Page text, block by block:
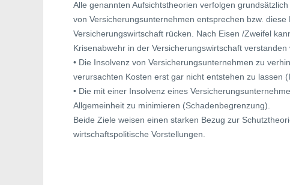
Alle genannten Aufsichtstheorien verfolgen
von Versicherungsunternehmen entsprechen bzw.
Versicherungswirtschaft rücken. Nach Eisen /Zweifel
Krisenabwehr in der Versicherungswirtschaft
• Die Insolvenz von Versicherungsunternehmen zu
verursachten Kosten erst gar nicht entstehen zu lassen
• Die mit einer Insolvenz eines
Allgemeinheit zu minimieren (Schadenbegrenzung).
Beide Ziele weisen einen starken Bezug zur
wirtschaftspolitische Vorstellungen.